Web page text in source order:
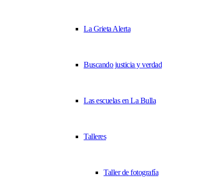
La Grieta Alerta
Buscando justicia y verdad
Las escuelas en La Bulla
Talleres
Taller de fotografía